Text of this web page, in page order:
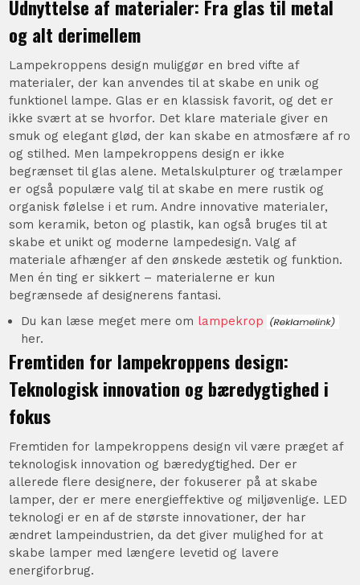
Udnyttelse af materialer: Fra glas til metal
og alt derimellem
Lampekroppens design muliggør en bred vifte af
materialer, der kan anvendes til at skabe en unik og
funktionel lampe. Glas er en klassisk favorit, og det er
ikke svært at se hvorfor. Det klare materiale giver en
smuk og elegant glød, der kan skabe en atmosfære af ro
og stilhed. Men lampekroppens design er ikke
begrænset til glas alene. Metalskulpturer og trælamper
er også populære valg til at skabe en mere rustik og
organisk følelse i et rum. Andre innovative materialer,
som keramik, beton og plastik, kan også bruges til at
skabe et unikt og moderne lampedesign. Valg af
materiale afhænger af den ønskede æstetik og funktion.
Men én ting er sikkert – materialerne er kun
begrænsede af designerens fantasi.
Du kan læse meget mere om lampekrop
her.
Fremtiden for lampekroppens design:
Teknologisk innovation og bæredygtighed i
fokus
Fremtiden for lampekroppens design vil være præget af
teknologisk innovation og bæredygtighed. Der er
allerede flere designere, der fokuserer på at skabe
lamper, der er mere energieffektive og miljøvenlige. LED
teknologi er en af de største innovationer, der har
ændret lampeindustrien, da det giver mulighed for at
skabe lamper med længere levetid og lavere
energiforbrug.